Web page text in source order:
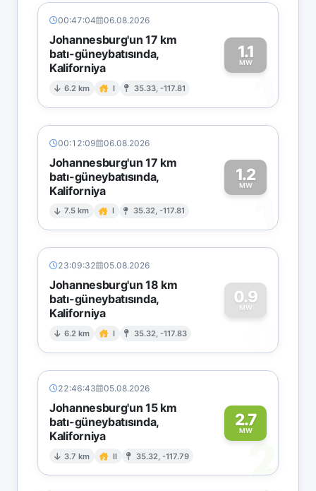
00:47:04 06.08.2026
Johannesburg'un 17 km
batı-güneybatısında,
Kaliforniya
6.2 km I 35.33, -117.81
1.1
MW
1
00:12:09 06.08.2026
Johannesburg'un 17 km
batı-güneybatısında,
Kaliforniya
7.5 km I 35.32, -117.81
1.2
MW
1
23:09:32 05.08.2026
Johannesburg'un 18 km
batı-güneybatısında,
Kaliforniya
6.2 km I 35.32, -117.83
0.9
MW
0
22:46:43 05.08.2026
Johannesburg'un 15 km
batı-güneybatısında,
Kaliforniya
3.7 km II 35.32, -117.79
2.7
MW
2